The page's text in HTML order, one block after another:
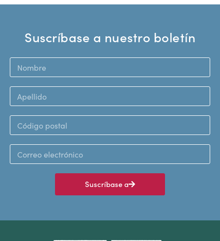
Suscríbase a nuestro boletín
Suscríbase a